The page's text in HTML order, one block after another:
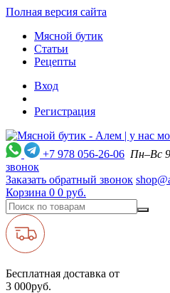
Полная версия сайта
Мясной бутик
Статьи
Рецепты
Вход
Регистрация
+7 978 056-26-06 Пн–Вс
звонок
Заказать обратный звонок
Корзина 0 0 руб.
Бесплатная доставка от
3 000руб.